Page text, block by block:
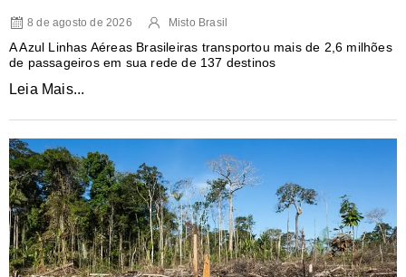
8 de agosto de 2026 Misto Brasil
A Azul Linhas Aéreas Brasileiras transportou mais de 2,6 milhões
de passageiros em sua rede de 137 destinos
Leia Mais...